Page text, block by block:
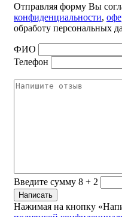
Отправляя форму Вы
конфиденциальности,
обработу персональных
ФИО
Телефон
Введите сумму 8 + 2
Нажимая на кнопку